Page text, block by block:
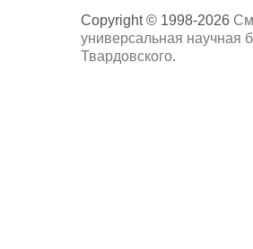
Copyright © 1998-2026
универсальная научная
Твардовского.